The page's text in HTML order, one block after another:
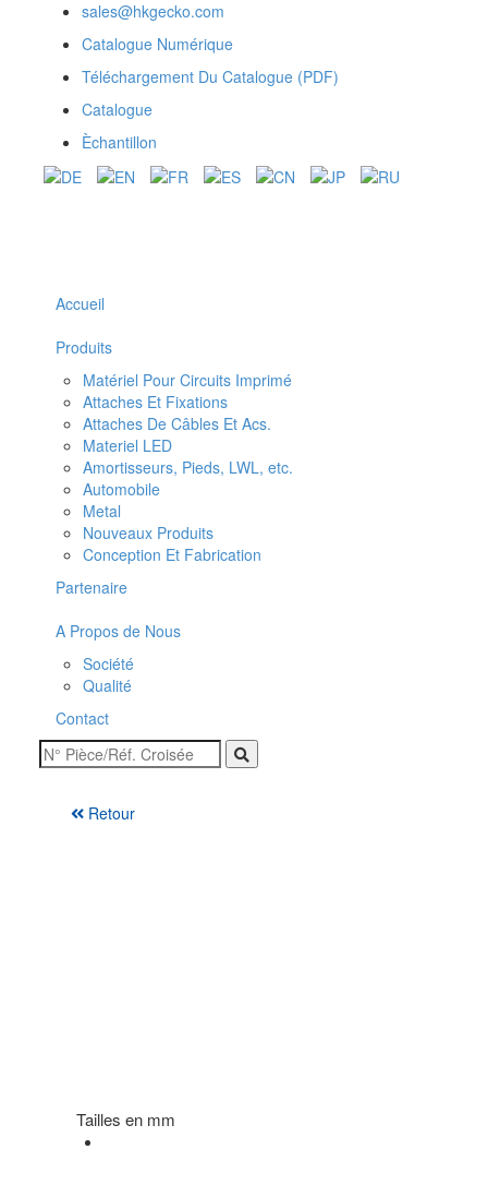
sales@hkgecko.com
Catalogue Numérique
Téléchargement Du Catalogue (PDF)
Catalogue
Èchantillon
Accueil
Produits
Matériel Pour Circuits Imprimé
Attaches Et Fixations
Attaches De Câbles Et Acs.
Materiel LED
Amortisseurs, Pieds, LWL, etc.
Automobile
Metal
Nouveaux Produits
Conception Et Fabrication
Partenaire
A Propos de Nous
Société
Qualité
Contact
Retour
Tailles en mm